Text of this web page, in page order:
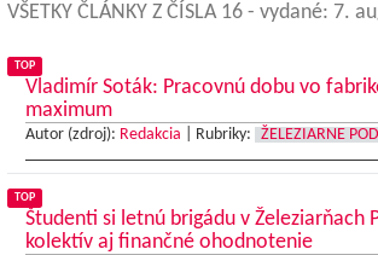
VŠETKY ČLÁNKY Z ČÍSLA 16 - vydané: 7.
TOP
Vladimír Soták: Pracovnú dobu vo
maximum
Autor (zdroj): Redakcia Rubriky: ŽELEZIARNE
TOP
Študenti si letnú brigádu v Železiarňach
kolektív aj finančné ohodnotenie